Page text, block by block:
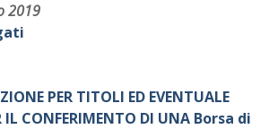
2019
PER TITOLI ED EVENTUALE
IL CONFERIMENTO DI UNA Borsa di